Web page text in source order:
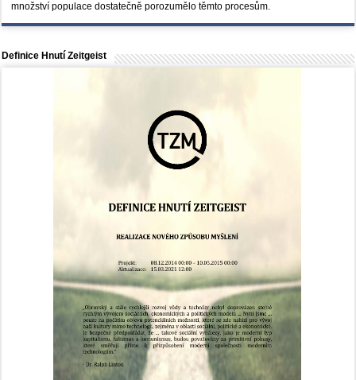
množství populace dostatečně porozumělo těmto procesům.
Definice Hnutí Zeitgeist